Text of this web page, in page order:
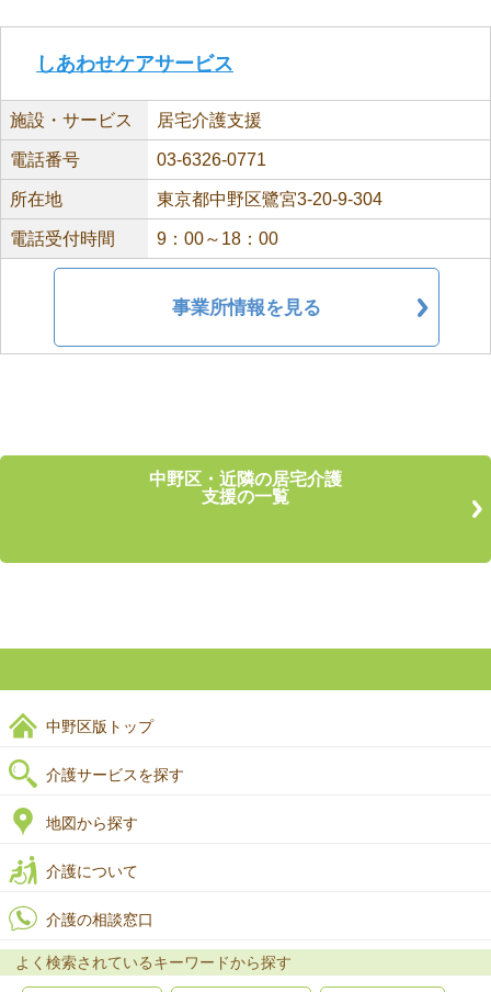
しあわせケアサービス
施設・サービス 居宅介護支援
電話番号 03-6326-0771
所在地 東京都中野区鷺宮3-20-9-304
電話受付時間 9：00～18：00
事業所情報を見る
中野区・近隣の居宅介護
支援の一覧
中野区版トップ
介護サービスを探す
地図から探す
介護について
介護の相談窓口
よく検索されているキーワードから探す